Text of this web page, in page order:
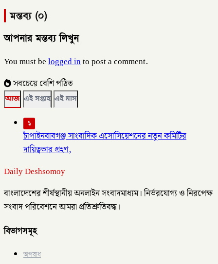
মন্তব্য (০)
আপনার মন্তব্য লিখুন
You must belogged into post a comment.
সবচেয়ে বেশি পঠিত
আজ এই সপ্তাহ এই মাস
১
চাঁপাইনবাবগঞ্জ সাংবাদিক এসোসিয়েশনের নতুন কমিটির
দায়িত্বভার গ্রহণ,
Daily Deshsomoy
বাংলাদেশের শীর্ষস্থানীয় অনলাইন সংবাদমাধ্যম। নির্ভরযোগ্য ও নিরপেক্ষ
সংবাদ পরিবেশনে আমরা প্রতিশ্রুতিবদ্ধ।
বিভাগসমূহ
অপরাধ